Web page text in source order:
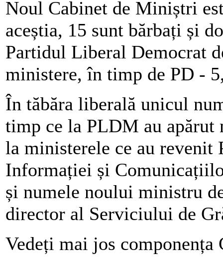
Noul Cabinet de Miniștri
aceștia, 15 sunt bărbați și
Partidul Liberal Democrat
ministere, în timp de PD -
În tăbăra liberală unicul
timp ce la PLDM au apărut
la ministerele ce au
Informației și
și numele noului ministru
director al Serviciului de
Vedeți mai jos